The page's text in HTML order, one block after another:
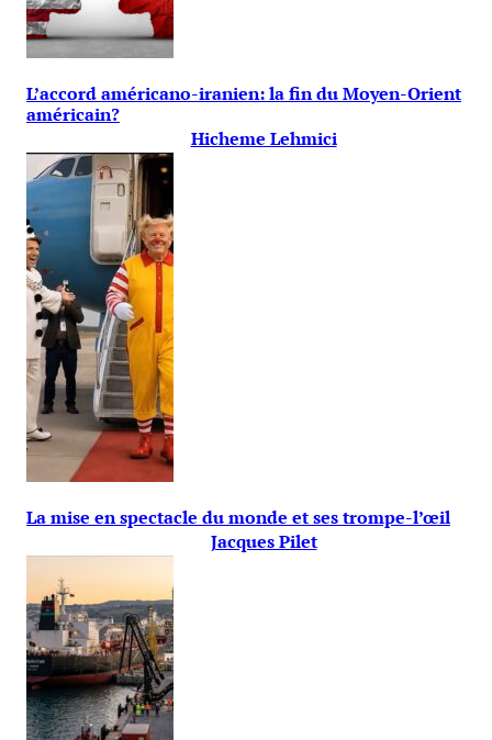
L’accord américano-iranien: la fin du Moyen-Orient
américain?
Hicheme Lehmici
La mise en spectacle du monde et ses trompe-l’œil
Jacques Pilet